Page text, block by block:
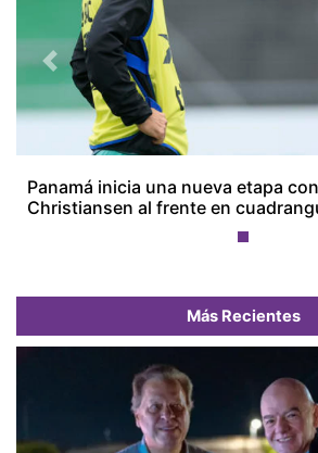
Panamá inicia una nueva etapa
Christiansen al frente en
Previous
Más Recientes